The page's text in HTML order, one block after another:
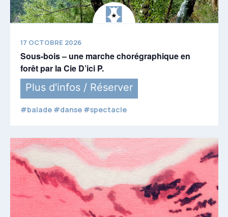
17 OCTOBRE 2026
Sous-bois – une marche chorégraphique en
forêt par la Cie D’ici P.
Plus d'infos / Réserver
#balade #danse #spectacle